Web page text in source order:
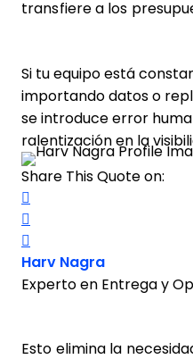
transfiere a los
Si tu equipo está
importando datos o
se introduce error
ralentización en la
Share This Quote on:
Harv NagraOpens new
Experto en Entrega y
Esto elimina la